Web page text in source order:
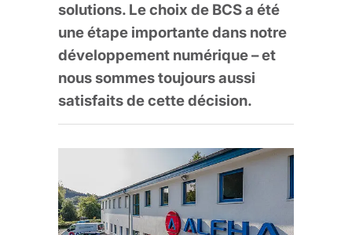
solutions. Le choix de BCS a été
une étape importante dans notre
développement numérique – et
nous sommes toujours aussi
satisfaits de cette décision.